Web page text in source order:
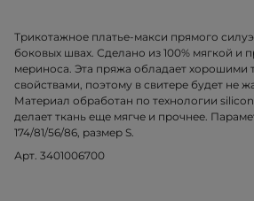
Трикотажное платье-макси прямого
боковых швах. Сделано из 100% мягкой и
мериноса. Эта пряжа обладает
свойствами, поэтому в свитере будет не
Материал обработан по технологии
делает ткань еще мягче и прочнее.
174/81/56/86, размер S.
Арт. 3401006700